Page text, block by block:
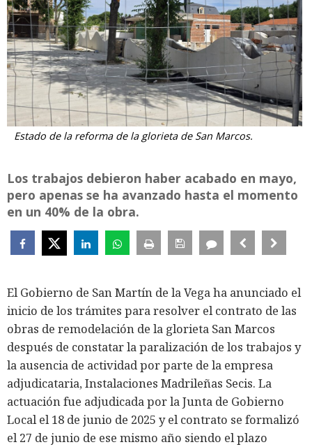
Estado de la reforma de la glorieta de San Marcos.
Los trabajos debieron haber acabado en mayo,
pero apenas se ha avanzado hasta el momento
en un 40% de la obra.
El Gobierno de San Martín de la Vega ha anunciado el
inicio de los trámites para resolver el contrato de las
obras de remodelación de la glorieta San Marcos
después de constatar la paralización de los trabajos y
la ausencia de actividad por parte de la empresa
adjudicataria, Instalaciones Madrileñas Secis. La
actuación fue adjudicada por la Junta de Gobierno
Local el 18 de junio de 2025 y el contrato se formalizó
el 27 de junio de ese mismo año siendo el plazo